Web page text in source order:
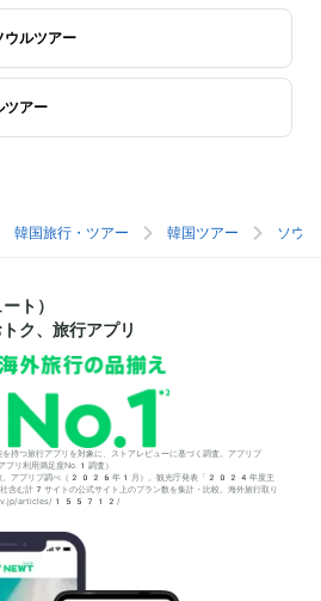
ウルツアー
ツアー
韓国旅行・ツアー 韓国ツアー ソウ
ト）
ク、旅行アプリ
つ旅行アプリを対象に、ストアレビューに基づく調査。アプリブ
利用満足度No.1調査）
数。アプリブ調べ（2026年1月）。観光庁発表「2024年度主
含む計7サイトの公式サイト上のプラン数を集計・比較。海外旅行取り
liv.jp/articles/155712/